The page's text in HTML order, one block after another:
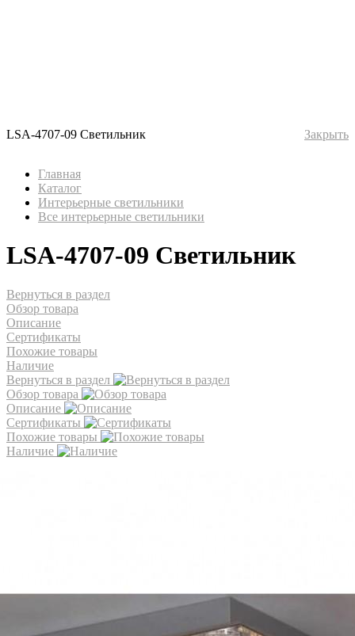
LSA-4707-09 Светильник Закрыть
Главная
Каталог
Интерьерные светильники
Все интерьерные светильники
LSA-4707-09 Светильник
Вернуться в раздел
Обзор товара
Описание
Сертификаты
Похожие товары
Наличие
Вернуться в раздел
Обзор товара
Описание
Сертификаты
Похожие товары
Наличие